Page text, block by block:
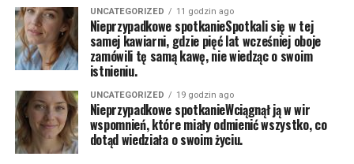
UNCATEGORIZED 11 godzin ago
Nieprzypadkowe spotkanieSpotkali się w tej
samej kawiarni, gdzie pięć lat wcześniej oboje
zamówili tę samą kawę, nie wiedząc o swoim
istnieniu.
UNCATEGORIZED 19 godzin ago
Nieprzypadkowe spotkanieWciągnął ją w wir
wspomnień, które miały odmienić wszystko, co
dotąd wiedziała o swoim życiu.